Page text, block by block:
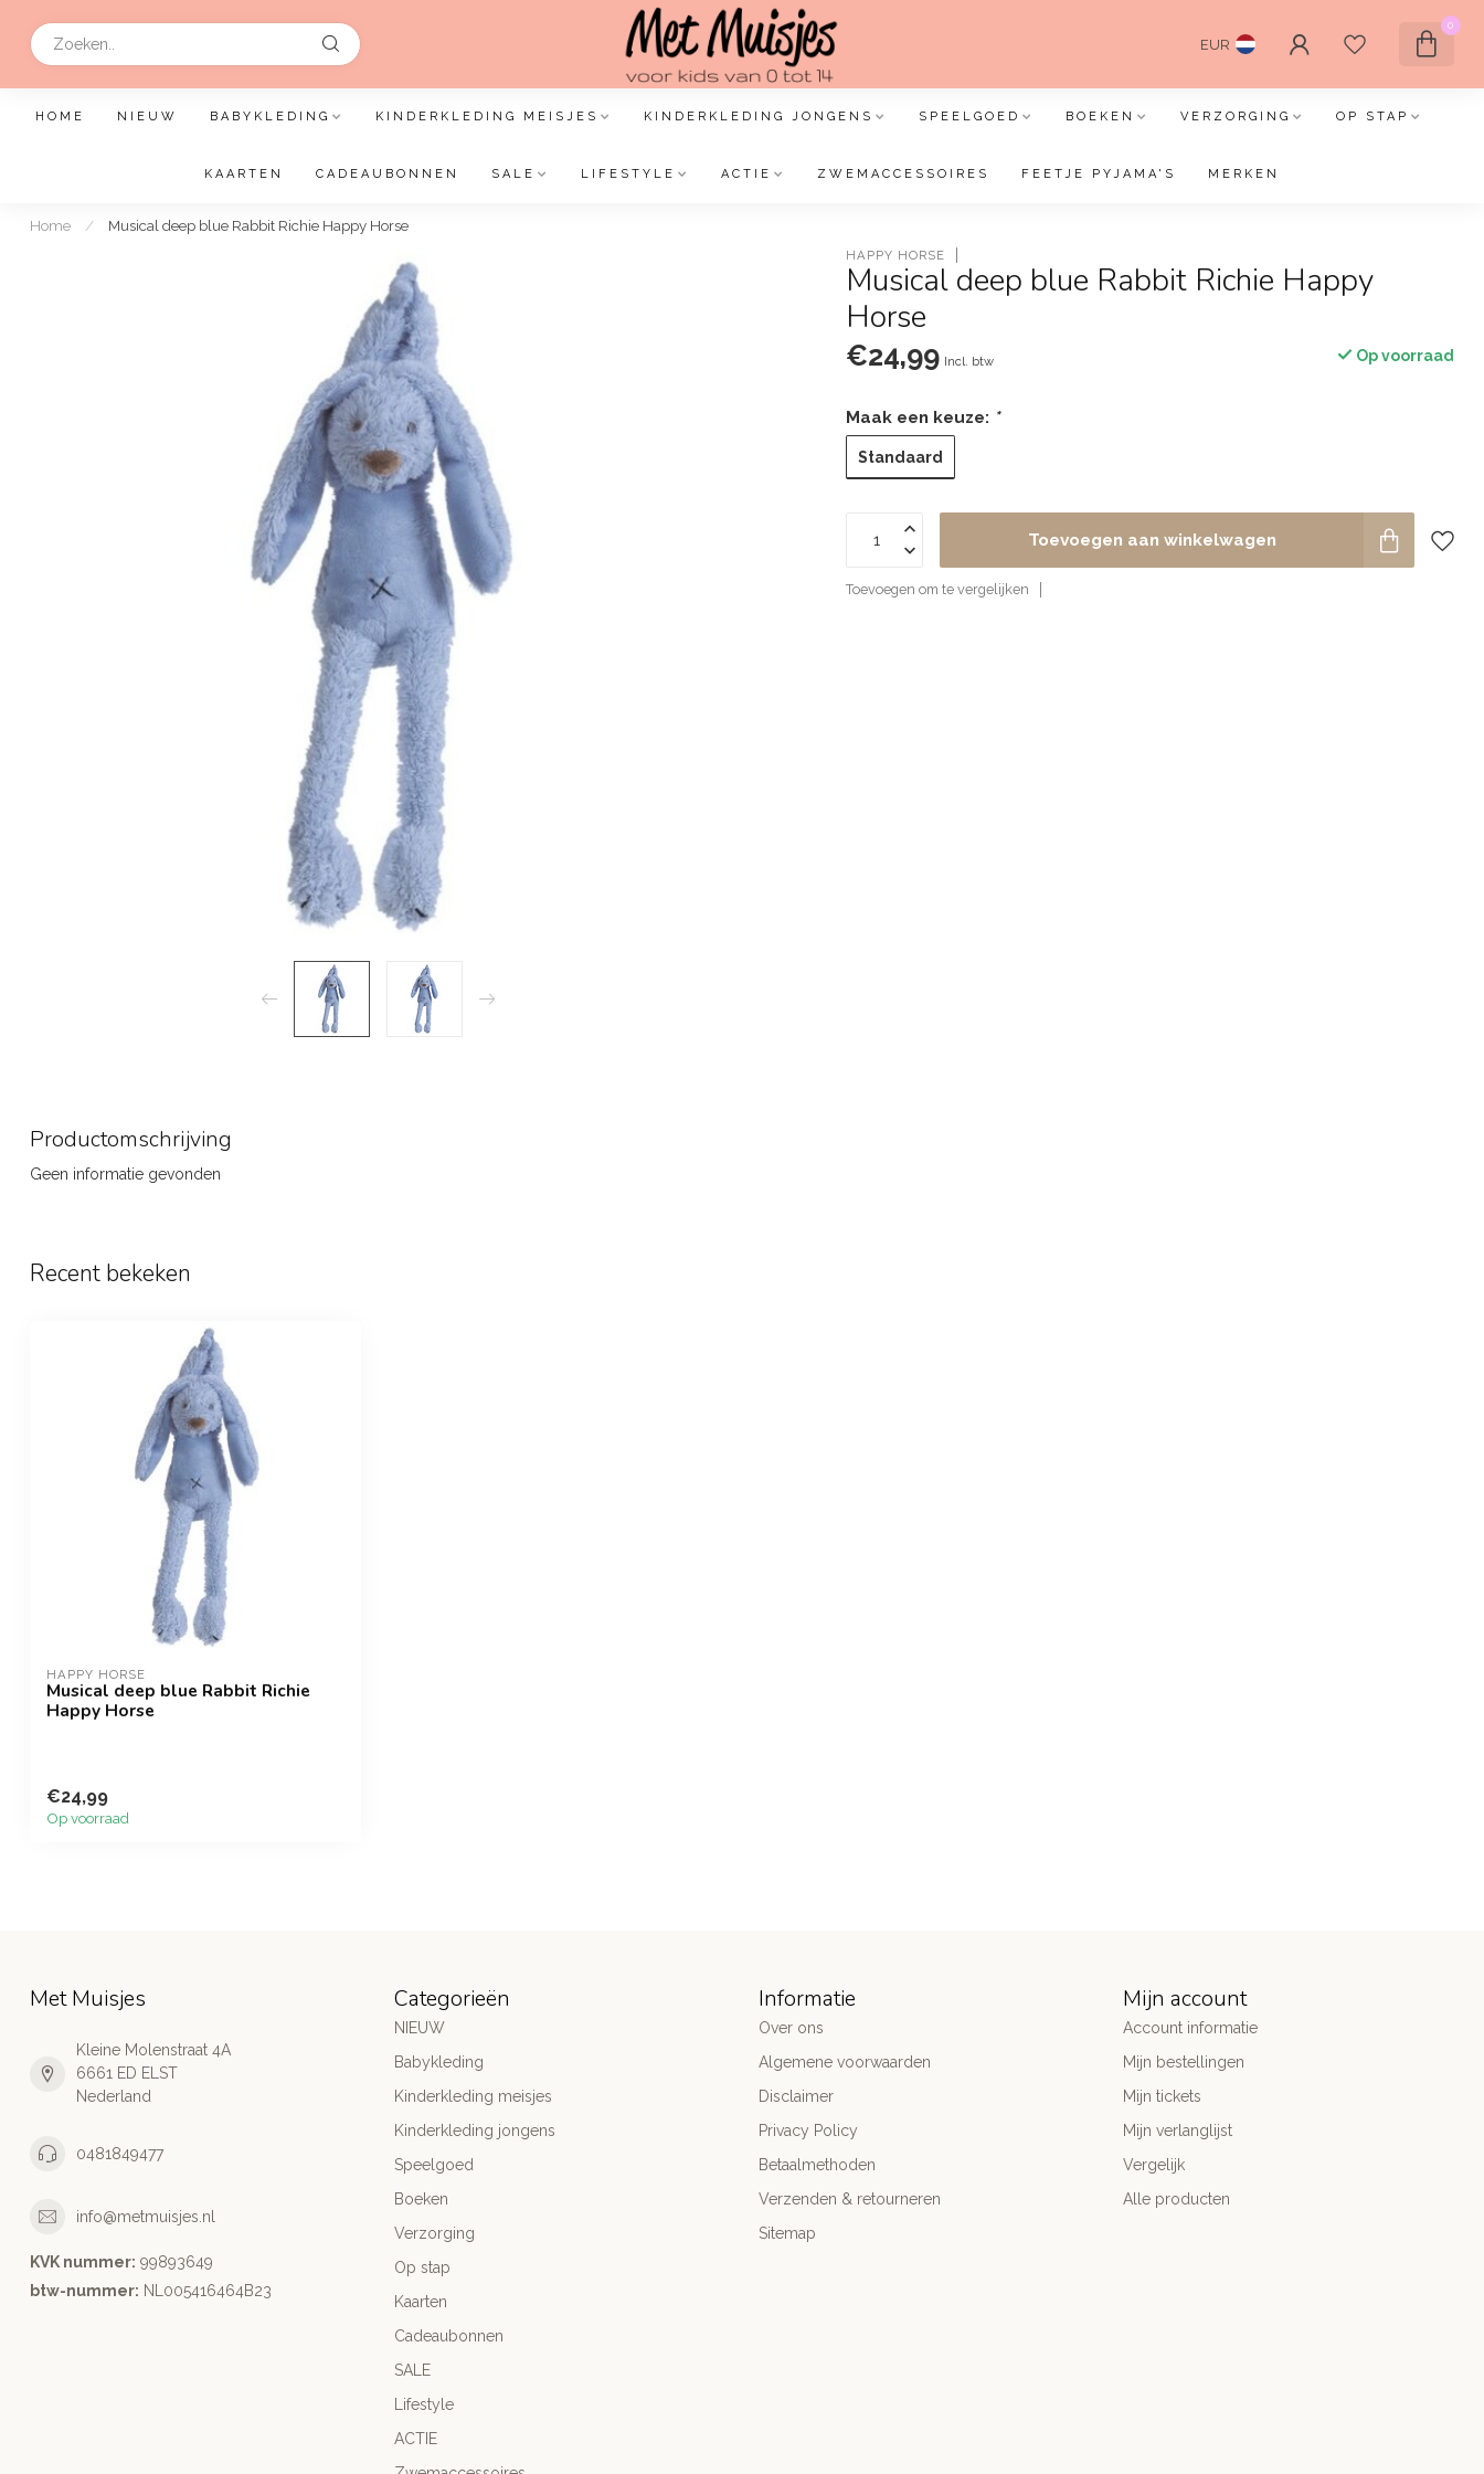
EUR
0
HOME NIEUW BABYKLEDING KINDERKLEDING MEISJES KINDERKLEDING JONGENS SPEELGOED BOEKEN VERZORGING OP STAP
KAARTEN CADEAUBONNEN SALE LIFESTYLE ACTIE ZWEMACCESSOIRES FEETJE PYJAMA'S MERKEN
Home / Musical deep blue Rabbit Richie Happy Horse
HAPPY HORSE
Musical deep blue Rabbit Richie Happy
Horse
€24,99 Incl. btw Op voorraad
Maak een keuze: *
Standaard
Toevoegen aan winkelwagen
Toevoegen om te vergelijken
Productomschrijving
Geen informatie gevonden
Recent bekeken
HAPPY HORSE
Musical deep blue Rabbit Richie
Happy Horse
€24,99
Op voorraad
Met Muisjes
Kleine Molenstraat 4A
6661 ED ELST
Nederland
0481849477
info@metmuisjes.nl
KVK nummer: 99893649
btw-nummer: NL005416464B23
Categorieën
NIEUW
Babykleding
Kinderkleding meisjes
Kinderkleding jongens
Speelgoed
Boeken
Verzorging
Op stap
Kaarten
Cadeaubonnen
SALE
Lifestyle
ACTIE
Informatie
Over ons
Algemene voorwaarden
Disclaimer
Privacy Policy
Betaalmethoden
Verzenden & retourneren
Sitemap
Mijn account
Account informatie
Mijn bestellingen
Mijn tickets
Mijn verlanglijst
Vergelijk
Alle producten